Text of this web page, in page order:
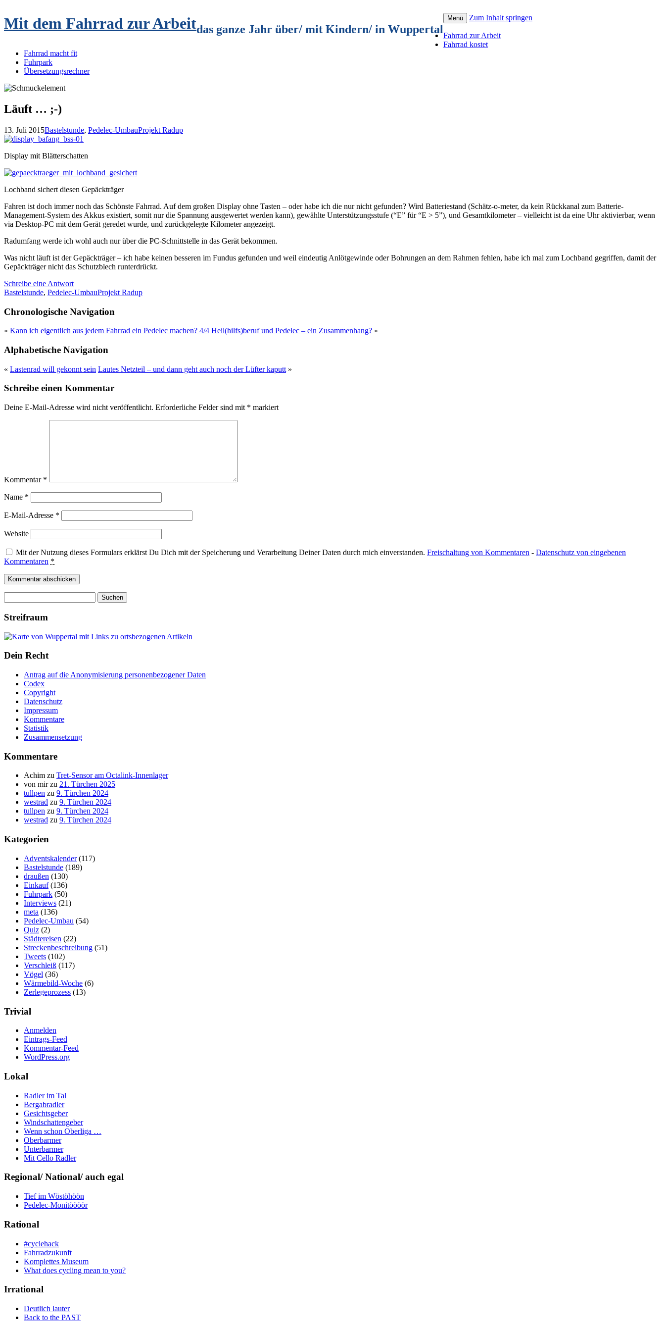
Mit dem Fahrrad zur Arbeitdas ganze Jahr über/ mit Kindern/ in Wuppertal
Menü Zum Inhalt springen
Fahrrad zur Arbeit
Fahrrad kostet
Fahrrad macht fit
Fuhrpark
Übersetzungsrechner
Läuft … ;-)
13. Juli 2015Bastelstunde, Pedelec-UmbauProjekt Radup
Display mit Blätterschatten
Lochband sichert diesen Gepäckträger
Fahren ist doch immer noch das Schönste Fahrrad. Auf dem großen Display ohne Tasten – oder habe ich die nur nicht gefunden? Wird Batteriestand (Schätz-o-meter, da kein Rückkanal zum Batterie-
Management-System des Akkus existiert, somit nur die Spannung ausgewertet werden kann), gewählte Unterstützungsstufe (“E” für “E > 5”), und Gesamtkilometer – vielleicht ist da eine Uhr aktivierbar, wenn
via Desktop-PC mit dem Gerät geredet wurde, und zurückgelegte Kilometer angezeigt.
Radumfang werde ich wohl auch nur über die PC-Schnittstelle in das Gerät bekommen.
Was nicht läuft ist der Gepäckträger – ich habe keinen besseren im Fundus gefunden und weil eindeutig Anlötgewinde oder Bohrungen an dem Rahmen fehlen, habe ich mal zum Lochband gegriffen, damit der
Gepäckträger nicht das Schutzblech runterdrückt.
Schreibe eine Antwort
Bastelstunde, Pedelec-UmbauProjekt Radup
Chronologische Navigation
« Kann ich eigentlich aus jedem Fahrrad ein Pedelec machen? 4/4 Heil(hilfs)beruf und Pedelec – ein Zusammenhang? »
Alphabetische Navigation
« Lastenrad will gekonnt sein Lautes Netzteil – und dann geht auch noch der Lüfter kaputt »
Schreibe einen Kommentar
Deine E-Mail-Adresse wird nicht veröffentlicht. Erforderliche Felder sind mit * markiert
Kommentar *
Name *
E-Mail-Adresse *
Website
Mit der Nutzung dieses Formulars erklärst Du Dich mit der Speicherung und Verarbeitung Deiner Daten durch mich einverstanden. Freischaltung von Kommentaren - Datenschutz von eingebenen
Kommentaren *
nach:
Streifraum
Dein Recht
Antrag auf die Anonymisierung personenbezogener Daten
Codex
Copyright
Datenschutz
Impressum
Kommentare
Statistik
Zusammensetzung
Kommentare
Achim zu Tret-Sensor am Octalink-Innenlager
von mirzu 21. Türchen 2025
tullpen zu 9. Türchen 2024
westrad zu 9. Türchen 2024
tullpen zu 9. Türchen 2024
westrad zu 9. Türchen 2024
Kategorien
Adventskalender(117)
Bastelstunde (189)
draußen (130)
Einkauf(136)
Fuhrpark (50)
Interviews (21)
meta (136)
Pedelec-Umbau (54)
Quiz (2)
Städtereisen (22)
Streckenbeschreibung (51)
Tweets (102)
Verschleiß (117)
Vögel (36)
Wärmebild-Woche (6)
Zerlegeprozess (13)
Trivial
Anmelden
Eintrags-Feed
Kommentar-Feed
WordPress.org
Lokal
Radler im Tal
Bergabradler
Gesichtsgeber
Windschattengeber
Wenn schon Oberliga …
Oberbarmer
Unterbarmer
Mit Cello Radler
Regional/ National/ auch egal
Tief im Wöstöhöön
Pedelec-Monitöööör
Rational
#cyclehack
Fahrradzukunft
Komplettes Museum
What does cycling mean to you?
Irrational
Deutlich lauter
Back to the PAST